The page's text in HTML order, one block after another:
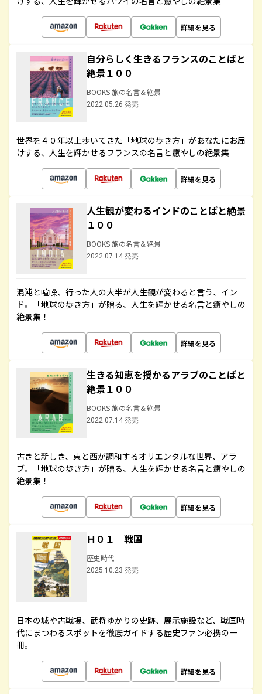
詳細を見る
自分らしく生きるフランスのことばと
絶景１００
BOOKS 旅の名言＆絶景
2022.05.26 発売
世界を４０年以上歩いてきた「地球の歩き方」があなたにお届
けする、人生を輝かせるフランスの名言と癒やしの絶景集
詳細を見る
人生観が変わるインドのことばと絶景
１００
BOOKS 旅の名言＆絶景
2022.07.14 発売
混沌と喧噪、行った人の大半が人生観が変わると言う、イン
ド。「地球の歩き方」が贈る、人生を輝かせる名言と癒やしの
絶景集！
詳細を見る
生きる知恵を授かるアラブのことばと
絶景１００
BOOKS 旅の名言＆絶景
2022.07.14 発売
古きと新しき、東と西が調和するオリエンタルな世界、アラ
ブ。「地球の歩き方」が贈る、人生を輝かせる名言と癒やしの
絶景集！
詳細を見る
Ｈ０１ 戦国
歴史時代
2025.10.23 発売
日本の城や古戦場、武将ゆかりの史跡、展示施設など、戦国時
代にまつわるスポットを徹底ガイドする歴史ファン必携の一
冊。
詳細を見る